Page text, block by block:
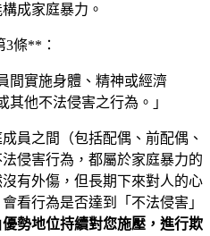
成家庭暴力。
條**：
間實施身體、精神或經濟
其他不法侵害之行為。」
員之間（包括配偶、前配偶、
侵害行為，都屬於家庭暴力的
沒有外傷，但長期下來對人的心
看行為是否達到「不法侵害」
優勢地位持續對您施壓，進行欺